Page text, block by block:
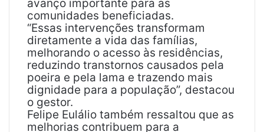
avanço importante para as
comunidades beneficiadas.
“Essas intervenções transformam
diretamente a vida das famílias,
melhorando o acesso às residências,
reduzindo transtornos causados pela
poeira e pela lama e trazendo mais
dignidade para a população”, destacou
o gestor.
Felipe Eulálio também ressaltou que as
melhorias contribuem para a